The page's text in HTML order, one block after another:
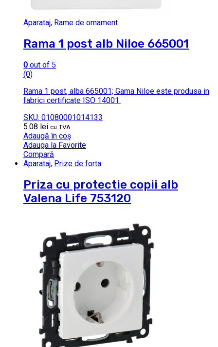
Aparataj, Rame de ornament
Rama 1 post alb Niloe 665001
0 out of 5
(0)
Rama 1 post, alba 665001; Gama Niloe este produsa in
fabrici certificate ISO 14001.
SKU: 01080001014133
5.08 lei cu TVA
Adaugă în coș
Adauga la Favorite
Compară
Aparataj, Prize de forta
Priza cu protectie copii alb
Valena Life 753120